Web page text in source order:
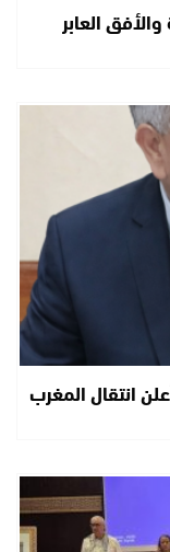
العابر
انتقال المغرب